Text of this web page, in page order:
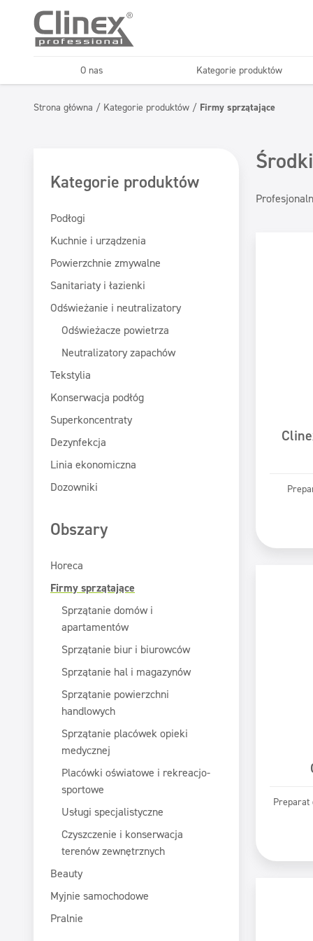
O nas Kategorie produktów
Horeca Firmy
Strona główna / Kategorie produktów / Firmy sprzątające
Kategorie produktów
Podłogi
Kuchnie i urządzenia
Powierzchnie zmywalne
Sanitariaty i łazienki
Odświeżanie i neutralizatory
Odświeżacze powietrza
Neutralizatory zapachów
Tekstylia
Konserwacja podłóg
Superkoncentraty
Dezynfekcja
Linia ekonomiczna
Dozowniki
Obszary
Horeca
Firmy sprzątające
Sprzątanie domów i
apartamentów
Sprzątanie biur i biurowców
Sprzątanie hal i magazynów
Sprzątanie powierzchni
handlowych
Sprzątanie placówek opieki
medycznej
Placówki oświatowe i rekreacjo-
sportowe
Usługi specjalistyczne
Czyszczenie i konserwacja
terenów zewnętrznych
Beauty
Myjnie samochodowe
Pralnie
Preparat